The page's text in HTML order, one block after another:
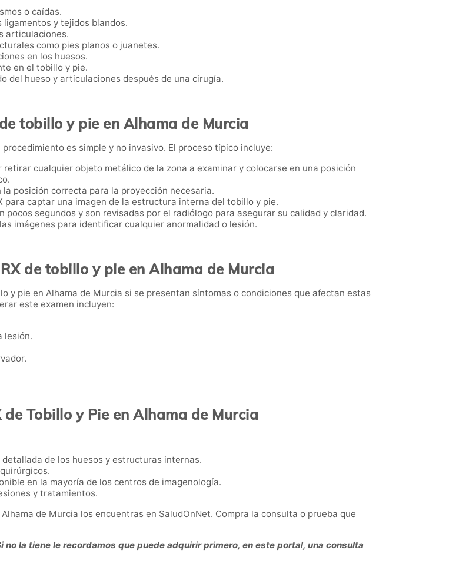
o caídas.
ligamentos y tejidos blandos.
articulaciones.
como pies planos o juanetes.
en los huesos.
en el tobillo y pie.
del hueso y articulaciones después de una cirugía.
tobillo y pie en Alhama de Murcia
es simple y no invasivo. El proceso típico incluye:
retirar cualquier objeto metálico de la zona a examinar y colocarse en una posición
posición correcta para la proyección necesaria.
para captar una imagen de la estructura interna del tobillo y pie.
pocos segundos y son revisadas por el radiólogo para asegurar su calidad y claridad.
imágenes para identificar cualquier anormalidad o lesión.
de tobillo y pie en Alhama de Murcia
y pie en Alhama de Murcia si se presentan síntomas o condiciones que afectan estas
este examen incluyen:
lesión.
de Tobillo y Pie en Alhama de Murcia
de los huesos y estructuras internas.
en la mayoría de los centros de imagenología.
y tratamientos.
de Murcia los encuentras en SaludOnNet. Compra la consulta o prueba que
la tiene le recordamos que puede adquirir primero, en este portal, una consulta